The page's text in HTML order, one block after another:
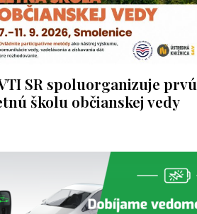
SR spoluorganizuje prvú
školu občianskej vedy